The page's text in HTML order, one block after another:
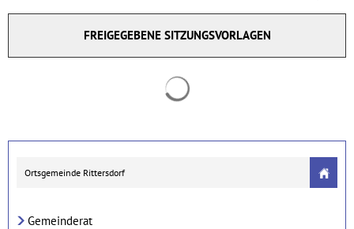
FREIGEGEBENE SITZUNGSVORLAGEN
Ortsgemeinde Rittersdorf
Gemeinderat